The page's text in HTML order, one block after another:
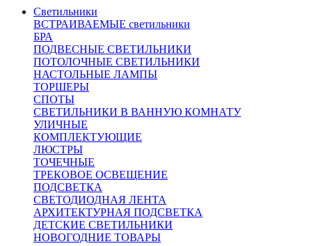
Светильники
ВСТРАИВАЕМЫЕ светильники
БРА
ПОДВЕСНЫЕ СВЕТИЛЬНИКИ
ПОТОЛОЧНЫЕ СВЕТИЛЬНИКИ
НАСТОЛЬНЫЕ ЛАМПЫ
ТОРШЕРЫ
СПОТЫ
СВЕТИЛЬНИКИ В ВАННУЮ КОМНАТУ
УЛИЧНЫЕ
КОМПЛЕКТУЮЩИЕ
ЛЮСТРЫ
ТОЧЕЧНЫЕ
ТРЕКОВОЕ ОСВЕЩЕНИЕ
ПОДСВЕТКА
СВЕТОДИОДНАЯ ЛЕНТА
АРХИТЕКТУРНАЯ ПОДСВЕТКА
ДЕТСКИЕ СВЕТИЛЬНИКИ
НОВОГОДНИЕ ТОВАРЫ